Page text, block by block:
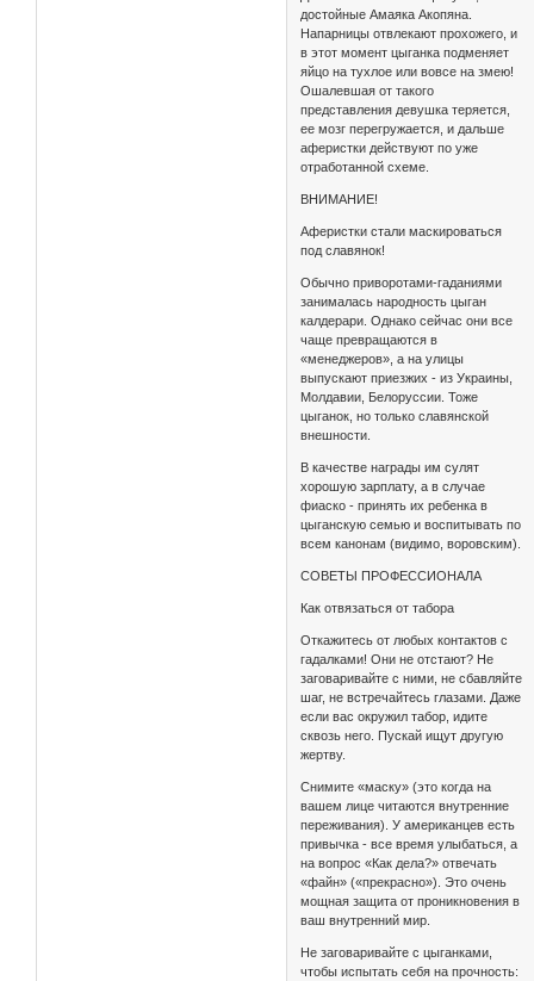
достойные Амаяка Акопяна.
Напарницы отвлекают прохожего, и
в этот момент цыганка подменяет
яйцо на тухлое или вовсе на змею!
Ошалевшая от такого
представления девушка теряется,
ее мозг перегружается, и дальше
аферистки действуют по уже
отработанной схеме.
ВНИМАНИЕ!
Аферистки стали маскироваться
под славянок!
Обычно приворотами-гаданиями
занималась народность цыган
калдерари. Однако сейчас они все
чаще превращаются в
«менеджеров», а на улицы
выпускают приезжих - из Украины,
Молдавии, Белоруссии. Тоже
цыганок, но только славянской
внешности.
В качестве награды им сулят
хорошую зарплату, а в случае
фиаско - принять их ребенка в
цыганскую семью и воспитывать по
всем канонам (видимо, воровским).
СОВЕТЫ ПРОФЕССИОНАЛА
Как отвязаться от табора
Откажитесь от любых контактов с
гадалками! Они не отстают? Не
заговаривайте с ними, не сбавляйте
шаг, не встречайтесь глазами. Даже
если вас окружил табор, идите
сквозь него. Пускай ищут другую
жертву.
Снимите «маску» (это когда на
вашем лице читаются внутренние
переживания). У американцев есть
привычка - все время улыбаться, а
на вопрос «Как дела?» отвечать
«файн» («прекрасно»). Это очень
мощная защита от проникновения в
ваш внутренний мир.
Не заговаривайте с цыганками,
чтобы испытать себя на прочность: